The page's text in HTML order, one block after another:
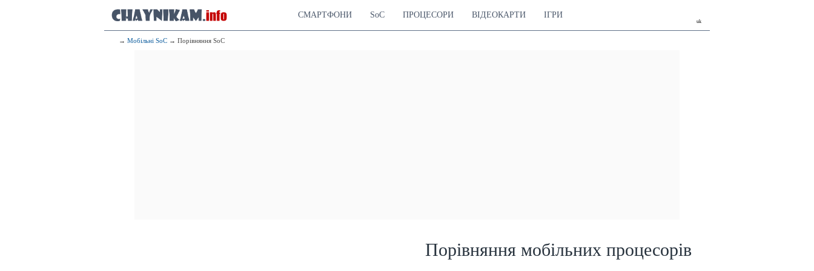
uk
СМАРТФОНИ SoC ПРОЦЕСОРИ ВІДЕОКАРТИ ІГРИ
→ Мобільні SoC → Порівняння SoC
Порівняння мобільних процесорів